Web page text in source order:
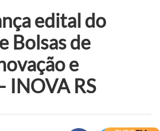
edital do
Bolsas de
e
INOVA RS